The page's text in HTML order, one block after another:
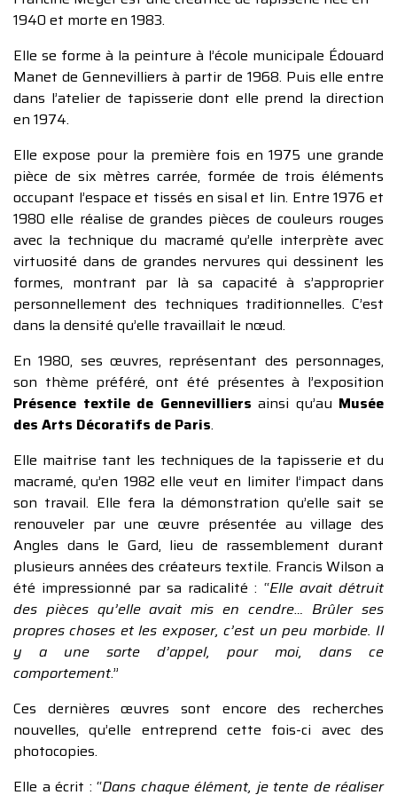
1940 et morte en 1983.
Elle se forme à la peinture à l’école municipale Édouard
Manet de Gennevilliers à partir de 1968. Puis elle entre
dans l’atelier de tapisserie dont elle prend la direction
en 1974.
Elle expose pour la première fois en 1975 une grande
pièce de six mètres carrée, formée de trois éléments
occupant l’espace et tissés en sisal et lin. Entre 1976 et
1980 elle réalise de grandes pièces de couleurs rouges
avec la technique du macramé qu’elle interprète avec
virtuosité dans de grandes nervures qui dessinent les
formes, montrant par là sa capacité à s’approprier
personnellement des techniques traditionnelles. C’est
dans la densité qu’elle travaillait le nœud.
En 1980, ses œuvres, représentant des personnages,
son thème préféré, ont été présentes à l’exposition
Présence textile de Gennevilliers ainsi qu’au Musée
des Arts Décoratifs de Paris.
Elle maitrise tant les techniques de la tapisserie et du
macramé, qu’en 1982 elle veut en limiter l’impact dans
son travail. Elle fera la démonstration qu’elle sait se
renouveler par une œuvre présentée au village des
Angles dans le Gard, lieu de rassemblement durant
plusieurs années des créateurs textile. Francis Wilson a
été impressionné par sa radicalité : “Elle avait détruit
des pièces qu’elle avait mis en cendre… Brûler ses
propres choses et les exposer, c’est un peu morbide. Il
y a une sorte d’appel, pour moi, dans ce
comportement.”
Ces dernières œuvres sont encore des recherches
nouvelles, qu’elle entreprend cette fois-ci avec des
photocopies.
Elle a écrit : “Dans chaque élément, je tente de réaliser